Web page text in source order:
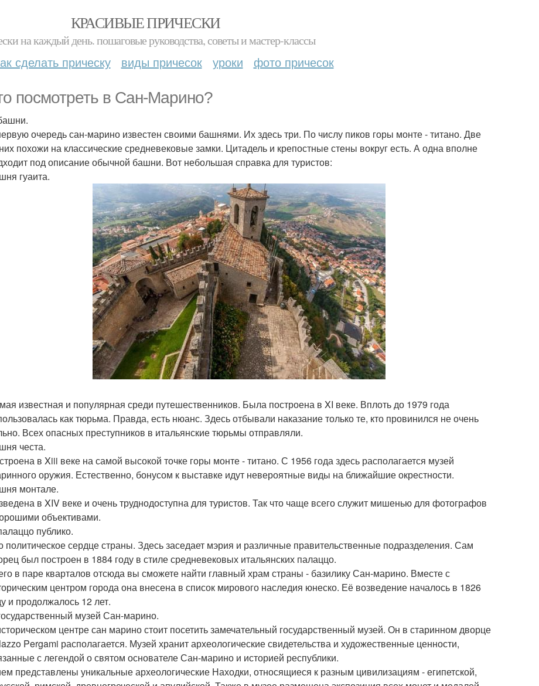
КРАСИВЫЕ ПРИЧЕСКИ
на каждый день. пошаговые руководства, советы и мастер-классы
сделать прическу виды причесок уроки фото причесок
посмотреть в Сан-Марино?
очередь сан-марино известен своими башнями. Их здесь три. По числу пиков горы монте - титано. Две
похожи на классические средневековые замки. Цитадель и крепостные стены вокруг есть. А одна вполне
под описание обычной башни. Вот небольшая справка для туристов:
гуаита.
известная и популярная среди путешественников. Была построена в XI веке. Вплоть до 1979 года
как тюрьма. Правда, есть нюанс. Здесь отбывали наказание только те, кто провинился не очень
Всех опасных преступников в итальянские тюрьмы отправляли.
честа.
в Xiii веке на самой высокой точке горы монте - титано. С 1956 года здесь располагается музей
оружия. Естественно, бонусом к выставке идут невероятные виды на ближайшие окрестности.
монтале.
в XIV веке и очень труднодоступна для туристов. Так что чаще всего служит мишенью для фотографов
объективами.
публико.
политическое сердце страны. Здесь заседает мэрия и различные правительственные подразделения. Сам
был построен в 1884 году в стиле средневековых итальянских палаццо.
в паре кварталов отсюда вы сможете найти главный храм страны - базилику Сан-марино. Вместе с
центром города она внесена в список мирового наследия юнеско. Её возведение началось в 1826
и продолжалось 12 лет.
музей Сан-марино.
центре сан марино стоит посетить замечательный государственный музей. Он в старинном дворце
Pergami располагается. Музей хранит археологические свидетельства и художественные ценности,
с легендой о святом основателе Сан-марино и историей республики.
представлены уникальные археологические Находки, относящиеся к разным цивилизациям - египетской,